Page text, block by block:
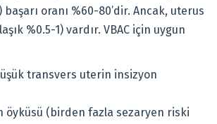
başarı oranı %60-80’dir. Ancak, uterus
%0.5-1) vardır. VBAC için uygun
transvers uterin insizyon
öyküsü (birden fazla sezaryen riski